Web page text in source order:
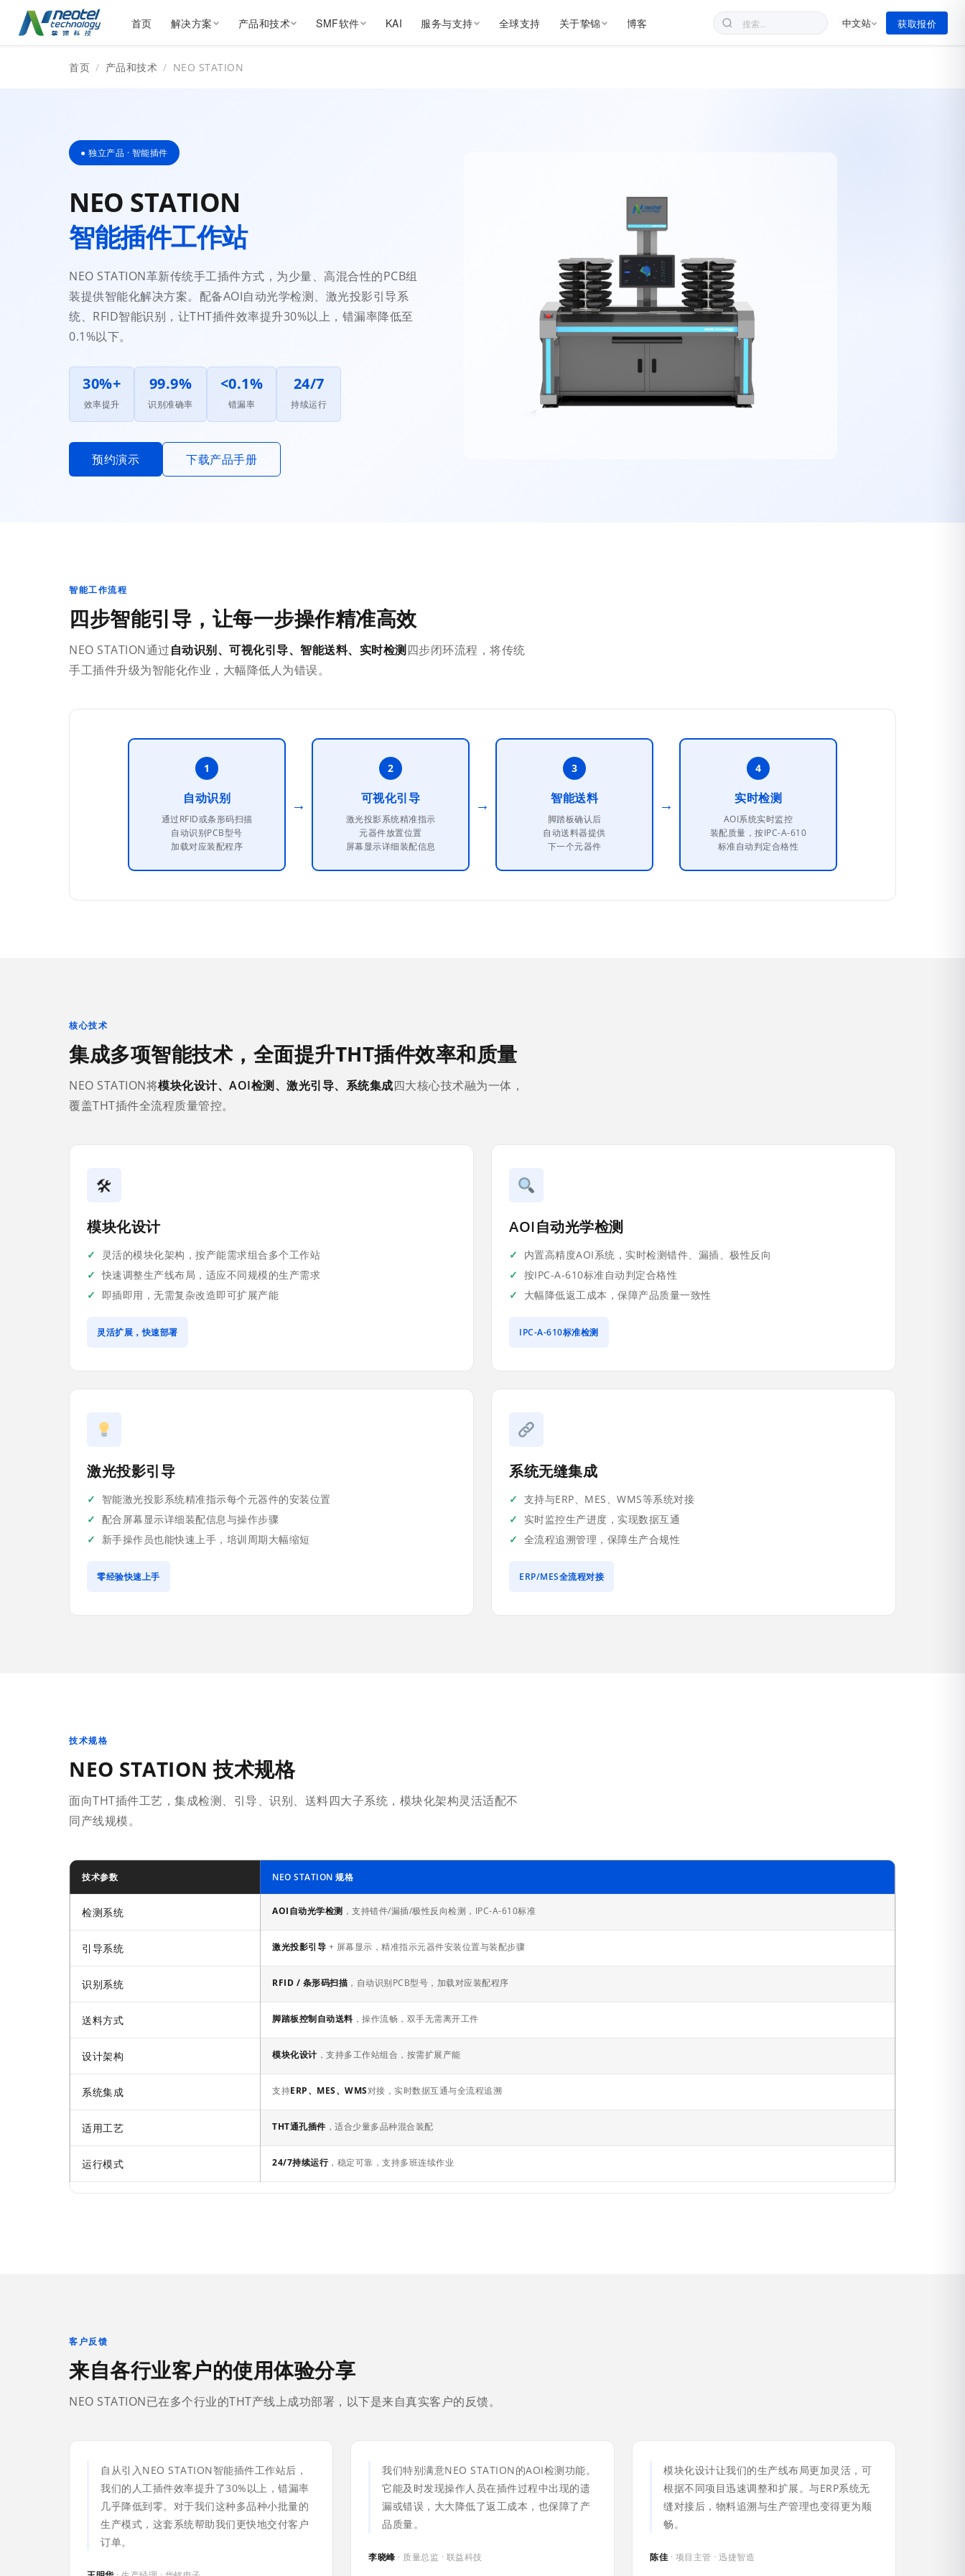
首页 解决方案 产品和技术 SMF软件 KAI 服务与支持 全球支持 关于挚锦 博客 中文站 获取报价
首页 / 产品和技术 / NEO STATION
● 独立产品 · 智能插件
NEO STATION
智能插件工作站
NEO STATION革新传统手工插件方式，为少量、高混合性的PCB组
装提供智能化解决方案。配备AOI自动光学检测、激光投影引导系
统、RFID智能识别，让THT插件效率提升30%以上，错漏率降低至
0.1%以下。
30%+
效率提升
99.9%
识别准确率
<0.1%
错漏率
24/7
持续运行
预约演示 下载产品手册
智能工作流程
四步智能引导，让每一步操作精准高效
NEO STATION通过自动识别、可视化引导、智能送料、实时检测四步闭环流程，将传统
手工插件升级为智能化作业，大幅降低人为错误。
1
自动识别
通过RFID或条形码扫描
自动识别PCB型号
加载对应装配程序
→
2
可视化引导
激光投影系统精准指示
元器件放置位置
屏幕显示详细装配信息
→
3
智能送料
脚踏板确认后
自动送料器提供
下一个元器件
→
4
实时检测
AOI系统实时监控
装配质量，按IPC-A-610
标准自动判定合格性
核心技术
集成多项智能技术，全面提升THT插件效率和质量
NEO STATION将模块化设计、AOI检测、激光引导、系统集成四大核心技术融为一体，
覆盖THT插件全流程质量管控。
🛠
模块化设计
灵活的模块化架构，按产能需求组合多个工作站
快速调整生产线布局，适应不同规模的生产需求
即插即用，无需复杂改造即可扩展产能
灵活扩展，快速部署
AOI自动光学检测
内置高精度AOI系统，实时检测错件、漏插、极性反向
按IPC-A-610标准自动判定合格性
大幅降低返工成本，保障产品质量一致性
IPC-A-610标准检测
激光投影引导
智能激光投影系统精准指示每个元器件的安装位置
配合屏幕显示详细装配信息与操作步骤
新手操作员也能快速上手，培训周期大幅缩短
零经验快速上手
系统无缝集成
支持与ERP、MES、WMS等系统对接
实时监控生产进度，实现数据互通
全流程追溯管理，保障生产合规性
ERP/MES全流程对接
技术规格
NEO STATION 技术规格
面向THT插件工艺，集成检测、引导、识别、送料四大子系统，模块化架构灵活适配不
同产线规模。
技术参数 NEO STATION 规格
检测系统 AOI自动光学检测 ，支持错件/漏插/极性反向检测，IPC-A-610标准
引导系统 激光投影引导 + 屏幕显示，精准指示元器件安装位置与装配步骤
识别系统 RFID / 条形码扫描 ，自动识别PCB型号，加载对应装配程序
送料方式 脚踏板控制自动送料 ，操作流畅，双手无需离开工件
设计架构 模块化设计 ，支持多工作站组合，按需扩展产能
系统集成 支持ERP、MES、WMS对接，实时数据互通与全流程追溯
适用工艺 THT通孔插件 ，适合少量多品种混合装配
运行模式 24/7持续运行，稳定可靠，支持多班连续作业
客户反馈
来自各行业客户的使用体验分享
NEO STATION已在多个行业的THT产线上成功部署，以下是来自真实客户的反馈。
自从引入NEO STATION智能插件工作站后，
我们的人工插件效率提升了30%以上，错漏率
几乎降低到零。对于我们这种多品种小批量的
生产模式，这套系统帮助我们更快地交付客户
订单。
我们特别满意NEO STATION的AOI检测功能。
它能及时发现操作人员在插件过程中出现的遗
漏或错误，大大降低了返工成本，也保障了产
品质量。
李晓峰 · 质量总监 · 联益科技
模块化设计让我们的生产线布局更加灵活，可
根据不同项目迅速调整和扩展。与ERP系统无
缝对接后，物料追溯与生产管理也变得更为顺
畅。
陈佳 · 项目主管 · 迅捷智造